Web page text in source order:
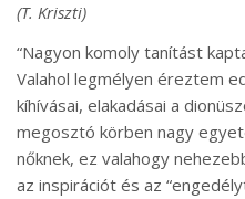
(T. Kriszti)
“Nagyon komoly tanítást
Valahol legmélyen éreztem
kíhívásai, elakadásai a
megosztó körben nagy
nőknek, ez valahogy
az inspirációt és az